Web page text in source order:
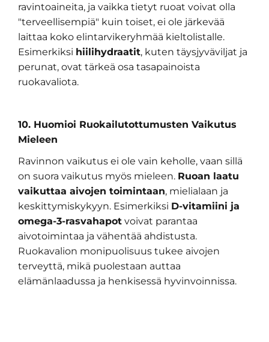
ravintoaineita, ja vaikka tietyt ruoat voivat olla
"terveellisempiä" kuin toiset, ei ole järkevää
laittaa koko elintarvikeryhmää kieltolistalle.
Esimerkiksi hiilihydraatit, kuten täysjyväviljat ja
perunat, ovat tärkeä osa tasapainoista
ruokavaliota.
10. Huomioi Ruokailutottumusten Vaikutus
Mieleen
Ravinnon vaikutus ei ole vain keholle, vaan sillä
on suora vaikutus myös mieleen. Ruoan laatu
vaikuttaa aivojen toimintaan, mielialaan ja
keskittymiskykyyn. Esimerkiksi D-vitamiini ja
omega-3-rasvahapot voivat parantaa
aivotoimintaa ja vähentää ahdistusta.
Ruokavalion monipuolisuus tukee aivojen
terveyttä, mikä puolestaan auttaa
elämänlaadussa ja henkisessä hyvinvoinnissa.